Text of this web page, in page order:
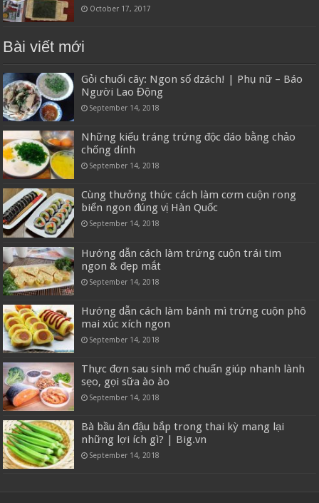
October 17, 2017
Bài viết mới
Gỏi chuối cây: Ngon số dzách! | Phụ nữ – Báo
Người Lao Động
September 14, 2018
Những kiểu tráng trứng độc đáo bằng chảo
chống dính
September 14, 2018
Cùng thưởng thức cách làm cơm cuộn rong
biển ngon đúng vị Hàn Quốc
September 14, 2018
Hướng dẫn cách làm trứng cuộn trái tim
ngon & đẹp mắt
September 14, 2018
Hướng dẫn cách làm bánh mì trứng cuộn phô
mai xúc xích ngon
September 14, 2018
Thực đơn sau sinh mổ chuẩn giúp nhanh lành
sẹo, gọi sữa ào ào
September 14, 2018
Bà bầu ăn đậu bắp trong thai kỳ mang lại
những lợi ích gì? | Big.vn
September 14, 2018